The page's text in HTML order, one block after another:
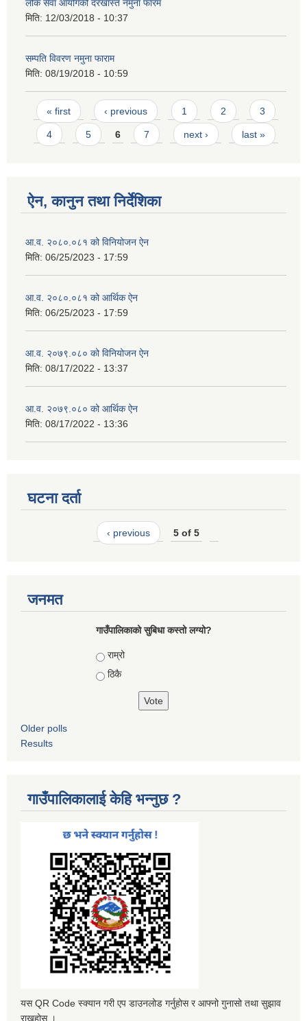
लोक सेवा आयोगको दरखास्त नमुना फारम
मिति: 12/03/2018 - 10:37
सम्पति विवरण नमुना फाराम
मिति: 08/19/2018 - 10:59
Pages
« first ‹ previous 1 2 3
4 5 6 7 next › last »
ऐन, कानुन तथा निर्देशिका
आ.व. २०८०.०८१ को विनियोजन ऐन
मिति: 06/25/2023 - 17:59
आ.व. २०८०.०८१ को आर्थिक ऐन
मिति: 06/25/2023 - 17:59
आ.व. २०७९.०८० को विनियोजन ऐन
मिति: 08/17/2022 - 13:37
आ.व. २०७९.०८० को आर्थिक ऐन
मिति: 08/17/2022 - 13:36
घटना दर्ता
‹ previous 5 of 5
जनमत
गाउँपालिकाको सुबिधा कस्तो लग्यो?
Choices
राम्रो
ठिकै
Older polls
Results
गाउँपालिकालाई केहि भन्नुछ ?
यस QR Code स्क्यान गरी एप डाउनलोड गर्नुहोस र आफ्नो गुनासो तथा सुझाव
राख्नुहोस ।